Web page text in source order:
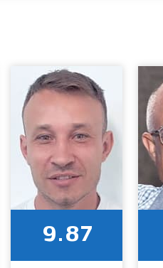
9.87